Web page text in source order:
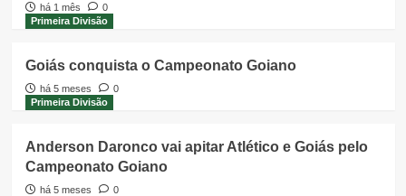
há 1 mês
0
Primeira Divisão
Goiás conquista o Campeonato Goiano
há 5 meses
0
Primeira Divisão
Anderson Daronco vai apitar Atlético e Goiás pelo
Campeonato Goiano
há 5 meses 0